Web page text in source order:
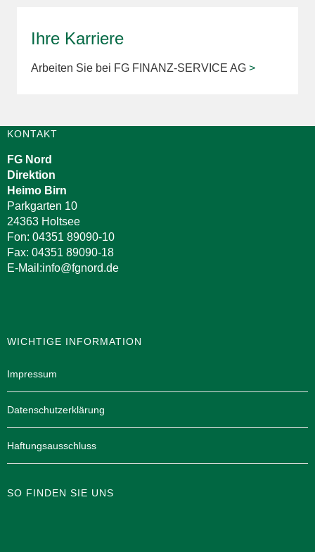
Ihre Karriere
Arbeiten Sie bei FG FINANZ-SERVICE AG >
KONTAKT
FG Nord
Direktion
Heimo Birn
Parkgarten 10
24363 Holtsee
Fon: 04351 89090-10
Fax: 04351 89090-18
E-Mail:info@fgnord.de
WICHTIGE INFORMATION
Impressum
Datenschutzerklärung
Haftungsausschluss
SO FINDEN SIE UNS